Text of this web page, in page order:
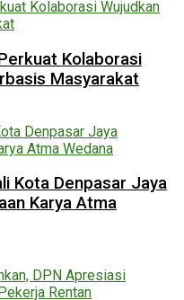
Kolaborasi
Masyarakat
Kota Denpasar Jaya
Karya Atma